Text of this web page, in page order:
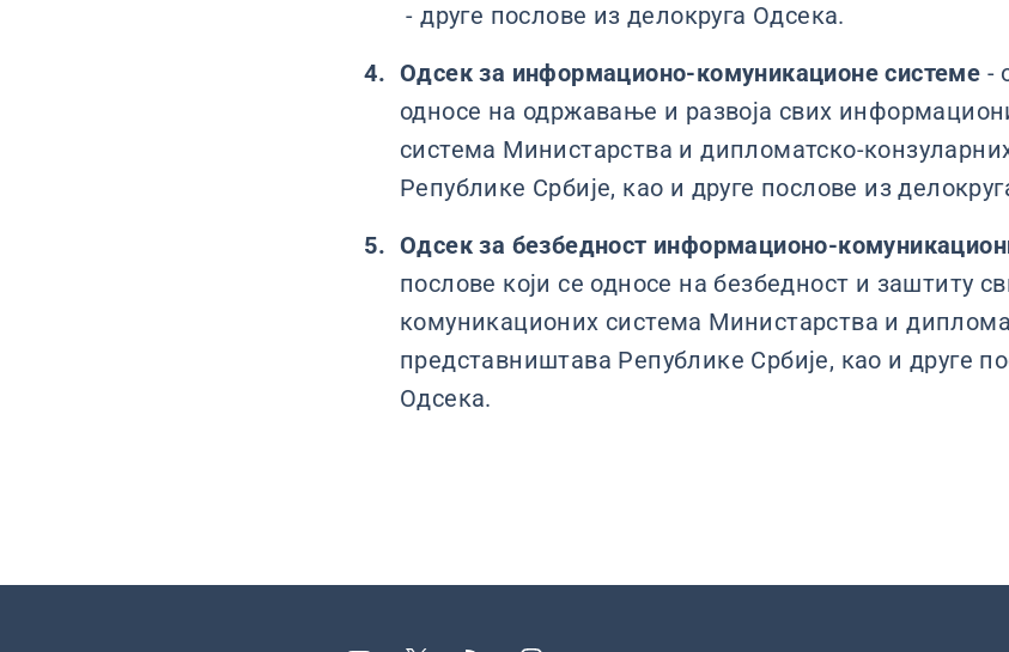
- друге послове из делокруга Одсека.
Одсек за информационо-комуникационе системе -
односе на одржавање и развоја свих
система Министарства и дипломатско-
Републике Србије, као и друге послове из
Одсек за безбедност информационо-
послове који се односе на безбедност и заштиту
комуникационих система Министарства и
представништава Републике Србије, као и друге
Одсека.